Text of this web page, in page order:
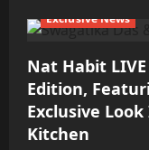
Exclusive News
Nat Habit
Edition,
Exclusive
Kitchen